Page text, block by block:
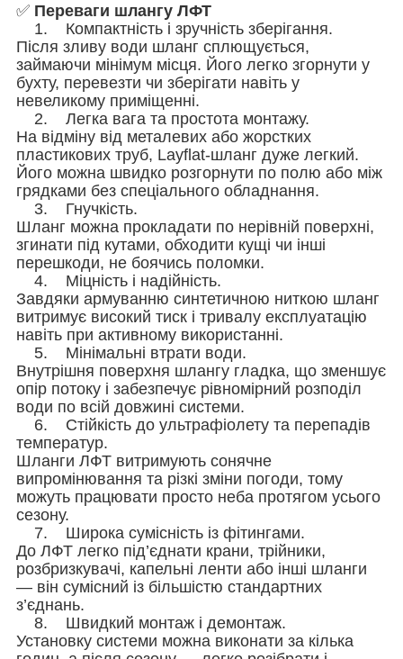
✅ Переваги шлангу ЛФТ
1. Компактність і зручність зберігання.
Після зливу води шланг сплющується,
займаючи мінімум місця. Його легко згорнути у
бухту, перевезти чи зберігати навіть у
невеликому приміщенні.
2. Легка вага та простота монтажу.
На відміну від металевих або жорстких
пластикових труб, Layflat-шланг дуже легкий.
Його можна швидко розгорнути по полю або між
грядками без спеціального обладнання.
3. Гнучкість.
Шланг можна прокладати по нерівній поверхні,
згинати під кутами, обходити кущі чи інші
перешкоди, не боячись поломки.
4. Міцність і надійність.
Завдяки армуванню синтетичною ниткою шланг
витримує високий тиск і тривалу експлуатацію
навіть при активному використанні.
5. Мінімальні втрати води.
Внутрішня поверхня шлангу гладка, що зменшує
опір потоку і забезпечує рівномірний розподіл
води по всій довжині системи.
6. Стійкість до ультрафіолету та перепадів
температур.
Шланги ЛФТ витримують сонячне
випромінювання та різкі зміни погоди, тому
можуть працювати просто неба протягом усього
сезону.
7. Широка сумісність із фітингами.
До ЛФТ легко під’єднати крани, трійники,
розбризкувачі, капельні ленти або інші шланги
— він сумісний із більшістю стандартних
з’єднань.
8. Швидкий монтаж і демонтаж.
Установку системи можна виконати за кілька